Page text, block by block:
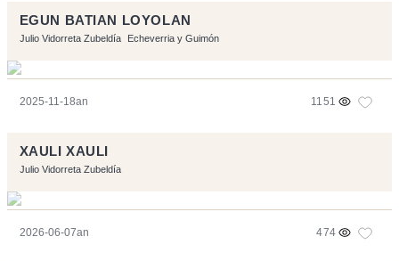
EGUN BATIAN LOYOLAN
Julio Vidorreta Zubeldía Echeverria y Guimón
2025-11-18an 1151
XAULI XAULI
Julio Vidorreta Zubeldía
2026-06-07an 474